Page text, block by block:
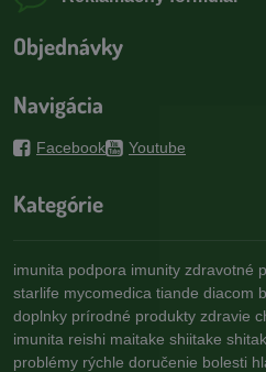
Objednávky
Navigácia
Facebook Youtube
Kategórie
imunita podpora imunity zdravotné
starlife mycomedica tiande diacom
doplnky prírodné produkty zdravie
imunita reishi maitake shiitake
problémy rýchle doručenie bolesti